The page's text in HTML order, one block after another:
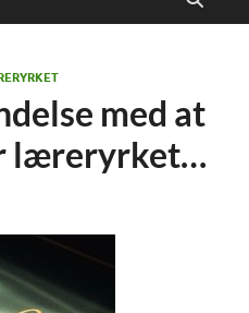
med at
læreryrket…